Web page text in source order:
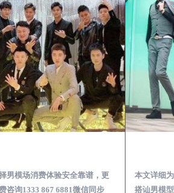
男模场消费体验安全靠谱，更
咨询1333 867 6881微信同步
本文详细
搭讪男模